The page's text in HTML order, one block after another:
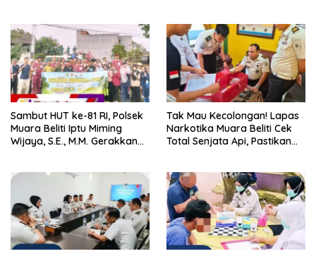
Sambut HUT ke-81 RI, Polsek
Muara Beliti Iptu Miming
Wijaya, S.E., M.M. Gerakkan
Tak Mau Kecolongan! Lapas
Narkotika Muara Beliti Cek
Total Senjata Api, Pastikan